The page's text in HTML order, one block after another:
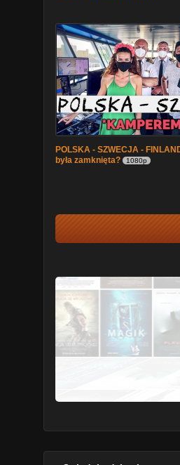
POLSKA - SZWECJA -
była zamknięta?
1080p